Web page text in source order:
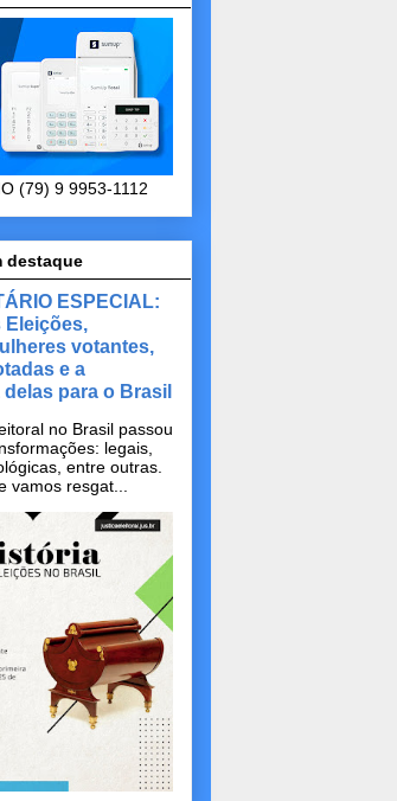
(79) 9 9953-1112
destaque
ESPECIAL:
Eleições,
votantes,
e a
para o Brasil
no Brasil passou
legais,
entre outras.
vamos resgat...